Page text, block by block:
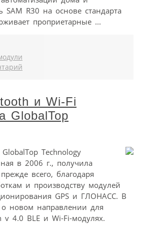
R30 на основе стандарта
проприетарные ...
и Wi-Fi
GlobalTop
Technology
в 2006 г., получила
всего, благодаря
и производству модулей
GPS и ГЛОНАСС. В
о новом направлении для
4.0 BLE и Wi-Fi-модулях.